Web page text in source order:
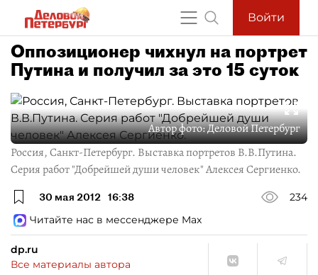
Войти
Оппозиционер чихнул на портрет
Путина и получил за это 15 суток
Автор фото:Деловой Петербург
Россия, Санкт-Петербург. Выставка портретов В.В.Путина.
Серия работ "Добрейшей души человек" Алексея Сергиенко.
30 мая 2012 16:38
234
Читайте нас в мессенджере Max
dp.ru
Все материалы автора